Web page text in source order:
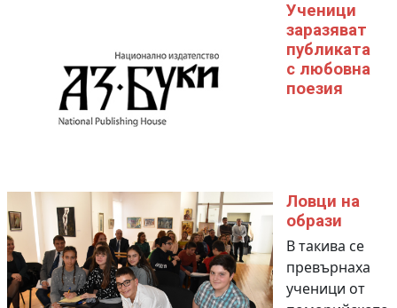
Ученици
заразяват
публиката
с любовна
поезия
Ловци на
образи
В такива се
превърнаха
ученици от